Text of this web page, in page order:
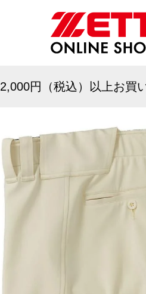
2,000円（税込）以上お買